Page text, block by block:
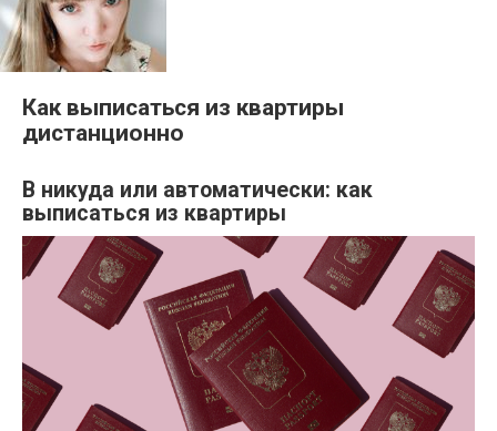
Как выписаться из квартиры
дистанционно
В никуда или автоматически: как
выписаться из квартиры